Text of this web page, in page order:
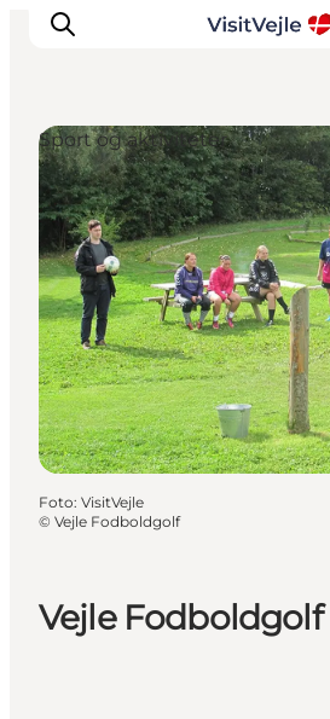
Oplevelser
Det sker
Planlæg dit besøg
Inspiration
Vejle Fodboldgolf
Sport og aktiviteter
Foto: VisitVejle
© Vejle Fodboldgolf